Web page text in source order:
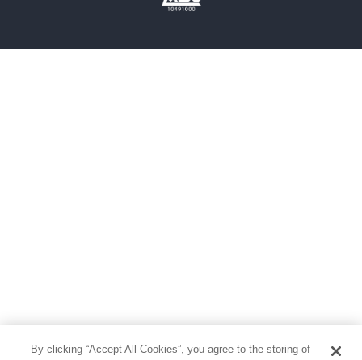
芸術・アート 映画・音楽・演劇
By clicking “Accept All Cookies”, you agree to the storing of